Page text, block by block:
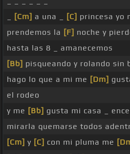
[Cm] a una _ [C] princesa yo
prendemos la [F] noche y
hasta las 8 _ amanecemos
[Bb] pisqueando y rolando sin
hago lo que a mi me [Dm]
el rodeo
y me [Bb] gusta mi casa _
mirarla quemarse todos
[Cm] y [C] con mi pluma me